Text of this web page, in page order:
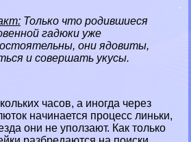
Только что родившиеся
гадюки уже
они ядовиты,
и совершать укусы.
часов, а иногда через
начинается процесс линьки,
они не уползают. Как только